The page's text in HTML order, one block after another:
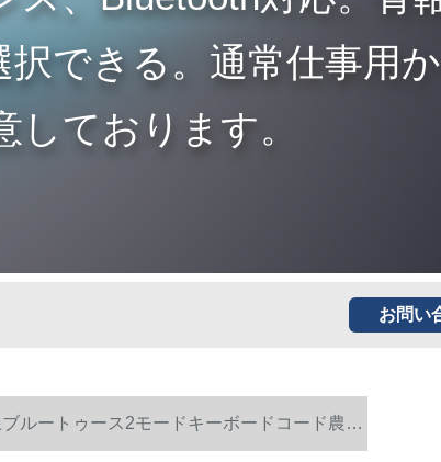
できる。通常仕事用
ております。
お問い
ルートゥース2モードキーボードコード農プ